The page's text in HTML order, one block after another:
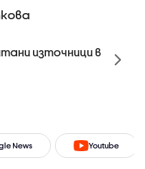
източници в
News Youtube